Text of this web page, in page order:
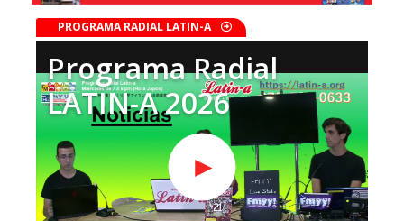
PROGRAMA RADIAL LATIN-A
Programa Radial
LATIN-A 2026